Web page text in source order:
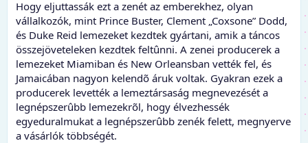
Hogy eljuttassák ezt a zenét az emberekhez, olyan
vállalkozók, mint Prince Buster, Clement „Coxsone” Dodd,
és Duke Reid lemezeket kezdtek gyártani, amik a táncos
összejöveteleken kezdtek feltûnni. A zenei producerek a
lemezeket Miamiban és New Orleansban vették fel, és
Jamaicában nagyon kelendõ áruk voltak. Gyakran ezek a
producerek levették a lemeztársaság megnevezését a
legnépszerûbb lemezekrõl, hogy élvezhessék
egyeduralmukat a legnépszerûbb zenék felett, megnyerve
a vásárlók többségét.